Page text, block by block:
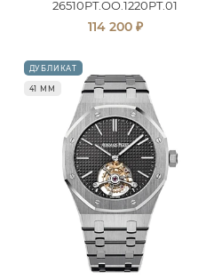
26510PT.OO.1220PT.01
114 200 ₽
ДУБЛИКАТ
41 ММ